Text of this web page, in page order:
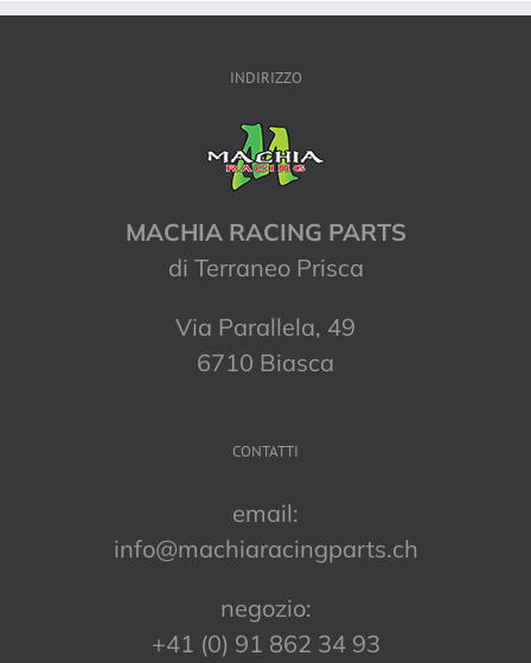
INDIRIZZO
MACHIA RACING PARTS
di Terraneo Prisca
Via Parallela, 49
6710 Biasca
CONTATTI
email:
info@machiaracingparts.ch
negozio:
+41 (0) 91 862 34 93